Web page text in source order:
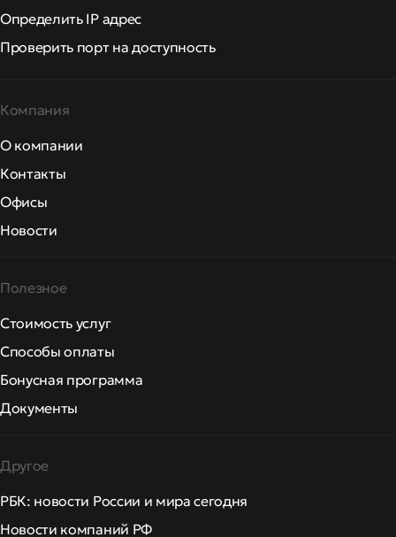
Определить IP адрес
Проверить порт на доступность
Компания
О компании
Контакты
Офисы
Новости
Полезное
Стоимость услуг
Способы оплаты
Бонусная программа
Документы
Другое
РБК: новости России и мира сегодня
Новости компаний РФ